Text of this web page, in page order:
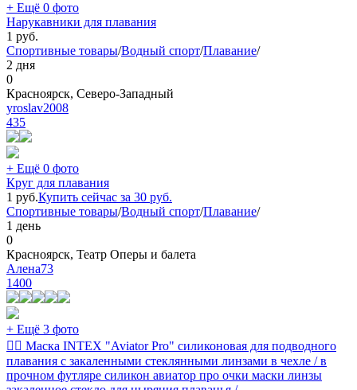
+ Ещё 0 фото
Нарукавники для плавания
1 руб.
Спортивные товары/Водный спорт/Плавание/
2 дня
0
Красноярск, Северо-Западный
yroslav2008
435
+ Ещё 0 фото
Круг для плавания
1 руб.Купить сейчас за 30 руб.
Спортивные товары/Водный спорт/Плавание/
1 день
0
Красноярск, Театр Оперы и балета
Алена73
1400
+ Ещё 3 фото
🏊‍♂️ Маска INTEX "Aviator Pro" силиконовая для подводного
плавания с закаленными стеклянными линзами в чехле / в
прочном футляре силикон авиатор про очки маски линзы